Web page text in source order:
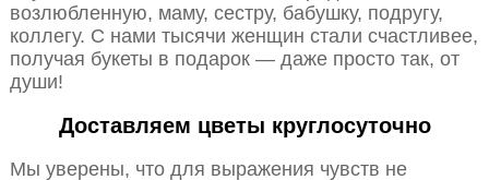
возлюбленную, маму, сестру, бабушку, подругу,
коллегу. С нами тысячи женщин стали счастливее,
получая букеты в подарок — даже просто так, от
души!
Доставляем цветы круглосуточно
Мы уверены, что для выражения чувств не